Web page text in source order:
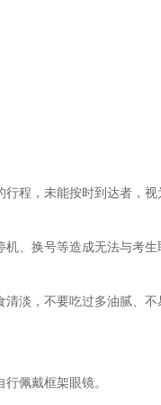
程，未能按时到达者，视
、换号等造成无法与考
清淡，不要吃过多油腻
佩戴框架眼镜。